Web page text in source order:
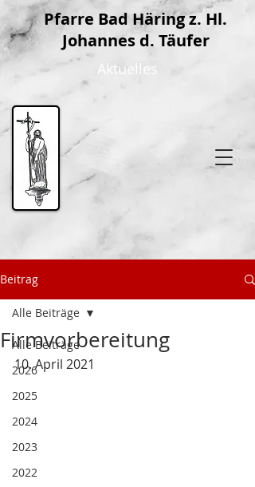
Pfarre Bad Häring z. Hl.
Johannes d. Täufer
Aktuelles
Beitrag
Alle Beiträge
2026
2025
2024
2023
2022
Alle Beiträge
Firmvorbereitung
10. April 2021